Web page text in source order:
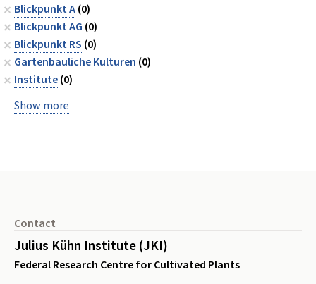
Blickpunkt A(0)
Blickpunkt AG (0)
Blickpunkt RS (0)
Gartenbauliche Kulturen (0)
Institute(0)
Show more
Contact
Julius Kühn Institute (JKI)
Federal Research Centre for Cultivated Plants